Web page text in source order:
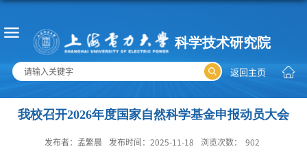
返回主页
我校召开2026年度国家自然科学基金申报动员大会
发布者：孟繁晨 发布时间：2025-11-18 浏览次数： 902